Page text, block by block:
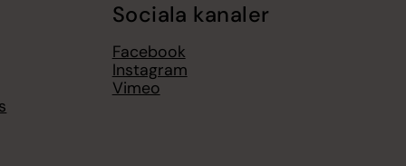
Sociala kanaler
Facebook
Instagram
Vimeo